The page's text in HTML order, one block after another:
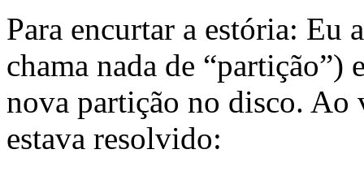
Para encurtar a estória: Eu
chama nada de
nova partição no disco. Ao
estava resolvido: